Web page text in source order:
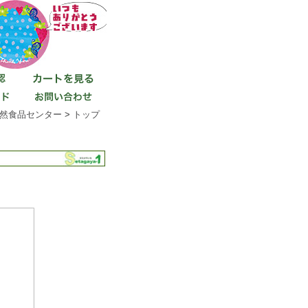
食品センター > トップ